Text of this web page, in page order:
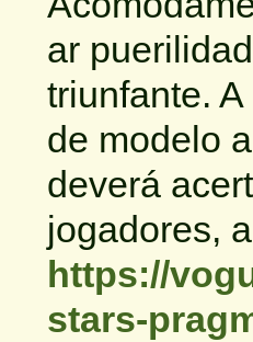
ar
triunfante.
de modelo
deverá
jogadores,
https://
stars-